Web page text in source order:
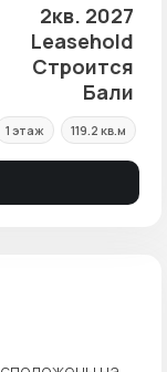
2кв. 2027
Leasehold
Строится
Бали
1 этаж 119.2 кв.м